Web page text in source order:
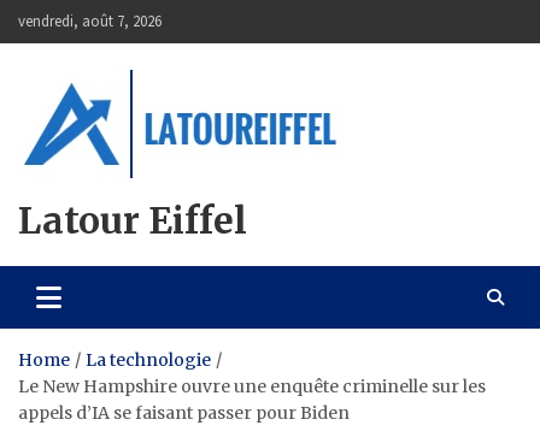
to
vendredi, août 7, 2026
Latour Eiffel
Home
La technologie
Le New Hampshire ouvre une enquête criminelle sur les
appels d’IA se faisant passer pour Biden